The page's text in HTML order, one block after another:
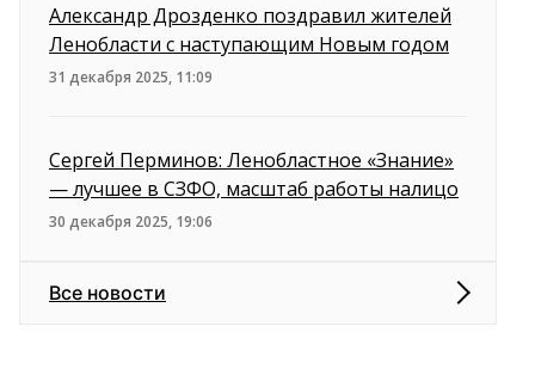
Александр Дрозденко поздравил жителей
Ленобласти с наступающим Новым годом
31 декабря 2025, 11:09
Сергей Перминов: Ленобластное «Знание»
— лучшее в СЗФО, масштаб работы налицо
30 декабря 2025, 19:06
Все новости